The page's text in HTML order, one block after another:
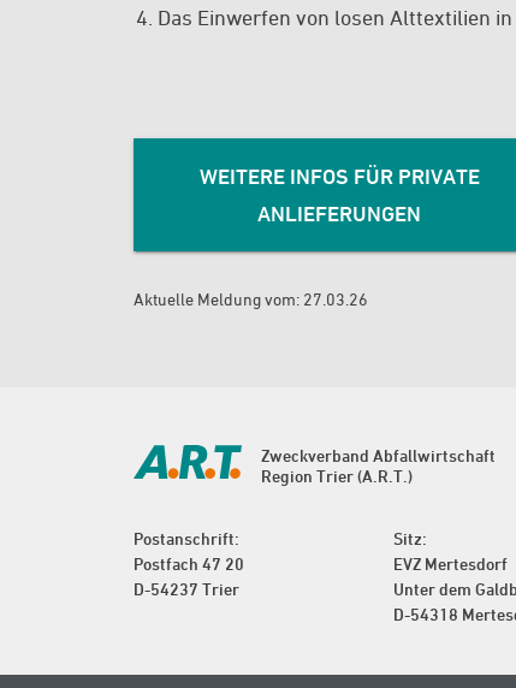
Das Einwerfen von losen Alttextilien
WEITERE INFOS FÜR PRIVATE
ANLIEFERUNGEN
Aktuelle Meldung vom: 27.03.26
Zweckverband Abfallwirtschaft
Region Trier (A.R.T.)
Postanschrift:
Postfach 47 20
D-54237 Trier
Sitz:
EVZ Mertesdorf
Unter dem
D-54318